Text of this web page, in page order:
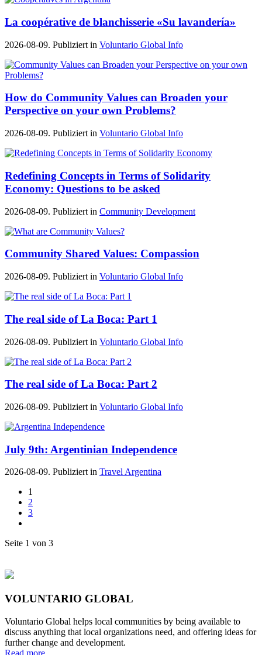
La coopérative de blanchisserie «Su lavandería»
2026-08-09. Publiziert in Voluntario Global Info
How do Community Values can Broaden your
Perspective on your own Problems?
2026-08-09. Publiziert in Voluntario Global Info
Redefining Concepts in Terms of Solidarity
Economy: Questions to be asked
2026-08-09. Publiziert in Community Development
Community Shared Values: Compassion
2026-08-09. Publiziert in Voluntario Global Info
The real side of La Boca: Part 1
2026-08-09. Publiziert in Voluntario Global Info
The real side of La Boca: Part 2
2026-08-09. Publiziert in Voluntario Global Info
July 9th: Argentinian Independence
2026-08-09. Publiziert in Travel Argentina
1
2
3
Seite 1 von 3
VOLUNTARIO GLOBAL
Voluntario Global helps local communities by being available to
discuss anything that local organizations need, and offering ideas for
further change and development.
Read more...